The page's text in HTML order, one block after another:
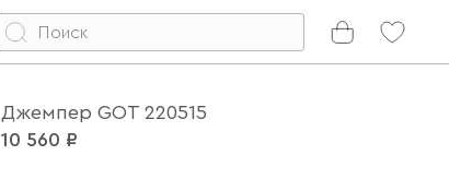
Джемпер GOT 220515
10 560 ₽